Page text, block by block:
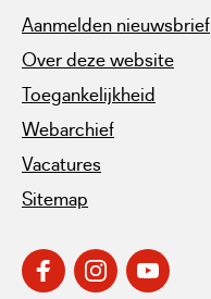
Aanmelden nieuwsbrief
Over deze website
Toegankelijkheid
Webarchief
Vacatures
Sitemap